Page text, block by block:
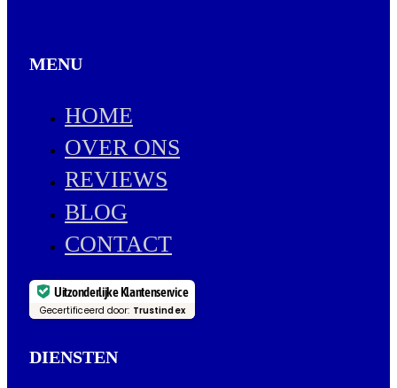
MENU
HOME
OVER ONS
REVIEWS
BLOG
CONTACT
Uitzonderlijke Klantenservice
Gecertificeerd door: Trustindex
DIENSTEN